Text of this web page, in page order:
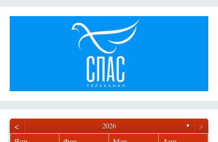
< 2026 ▼ >